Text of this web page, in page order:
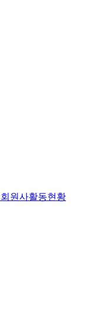
회원사활동현황